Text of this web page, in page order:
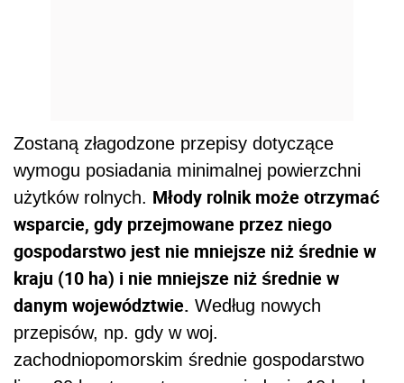
Zostaną złagodzone przepisy dotyczące
wymogu posiadania minimalnej powierzchni
użytków rolnych. Młody rolnik może otrzymać
wsparcie, gdy przejmowane przez niego
gospodarstwo jest nie mniejsze niż średnie w
kraju (10 ha) i nie mniejsze niż średnie w
danym województwie. Według nowych
przepisów, np. gdy w woj.
zachodniopomorskim średnie gospodarstwo